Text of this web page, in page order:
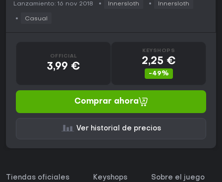
Lanzamiento: 16 nov 2018 Innersloth Innersloth
Casual
OFFICIAL
3,99 €
KEYSHOPS
2,25 €
-49%
Comprar ahora
Ver historial de precios
Tiendas oficiales Keyshops Sobre el juego